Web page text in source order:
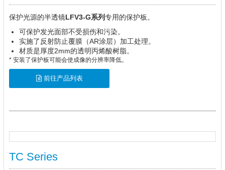
保护光源的半透镜LFV3-G系列专用的保护板。
可保护发光面部不受损伤和污染。
实施了反射防止覆膜（AR涂层）加工处理。
材质是厚度2mm的透明丙烯酸树脂。
* 安装了保护板可能会使成像的分辨率降低。
前往产品列表
TC Series